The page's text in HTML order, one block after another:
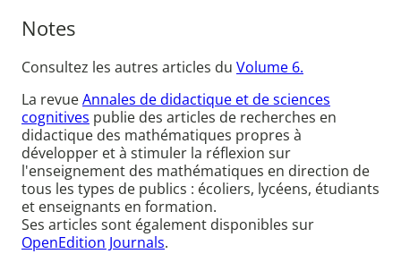
Notes
Consultez les autres articles du Volume 6.
La revueAnnales de didactique et de sciences
cognitives publie des articles de recherches en
didactique des mathématiques propres à
développer et à stimuler la réflexion sur
l'enseignement des mathématiques en direction de
tous les types de publics : écoliers, lycéens, étudiants
et enseignants en formation.
Ses articles sont également disponibles sur
OpenEdition Journals.